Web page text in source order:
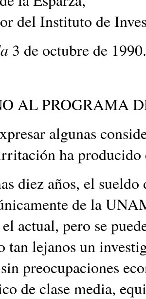
del Instituto de
3 de octubre de 1990.
AL PROGRAMA
algunas
ha
diez años, el
de la
actual, pero se
tan lejanos un
preocupaciones
de clase media,